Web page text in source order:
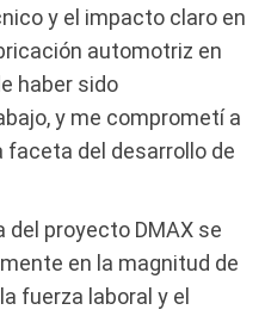
y el impacto claro en
automotriz en
haber sido
y me comprometí a
faceta del desarrollo de
del proyecto DMAX se
en la magnitud de
fuerza laboral y el